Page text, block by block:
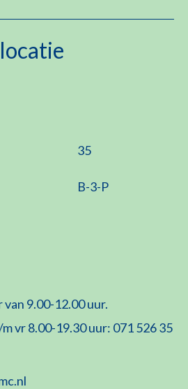
35
B-3-P
9.00-12.00 uur.
vr 8.00-19.30 uur: 071 526 35